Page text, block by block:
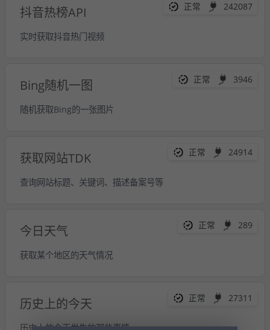
正常 242087
抖音热榜API
实时获取抖音热门视频
正常 3946
Bing随机一图
随机获取Bing的一张图片
正常 24914
获取网站TDK
查询网站标题、关键词、描述备案号等
正常 289
今日天气
获取某个地区的天气情况
正常 27311
历史上的今天